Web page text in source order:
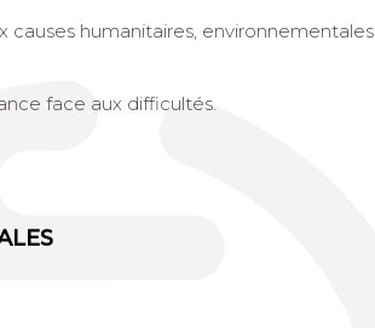
causes humanitaires, environnementales
face aux difficultés.